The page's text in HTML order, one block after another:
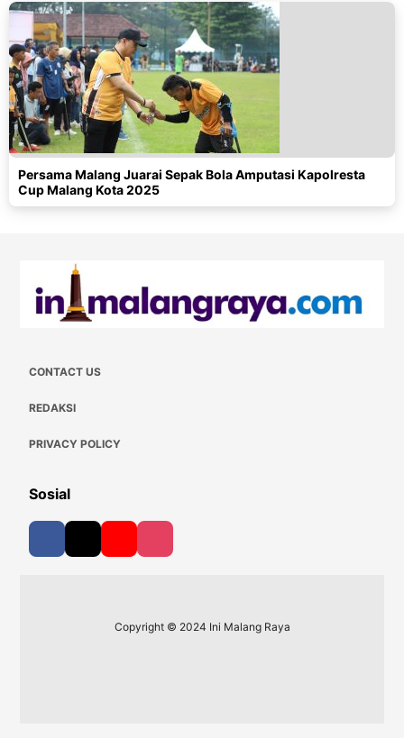
Persama Malang Juarai Sepak Bola Amputasi Kapolresta
Cup Malang Kota 2025
CONTACT US
REDAKSI
PRIVACY POLICY
Sosial
Copyright © 2024 Ini Malang Raya